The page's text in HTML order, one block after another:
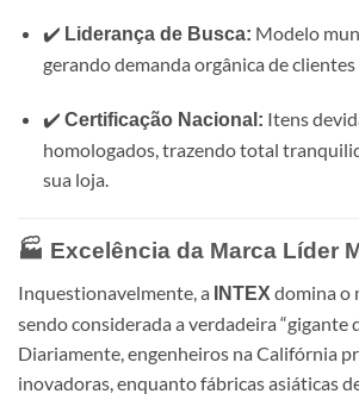
✔️ Liderança de Busca: Modelo
gerando demanda orgânica de
✔️ Certificação Nacional: Itens
homologados, trazendo total
sua loja.
🏭 Excelência da Marca Líder
Inquestionavelmente, a INTEX domina o
sendo considerada a verdadeira “gigante
Diariamente, engenheiros na Califórnia
inovadoras, enquanto fábricas asiáticas